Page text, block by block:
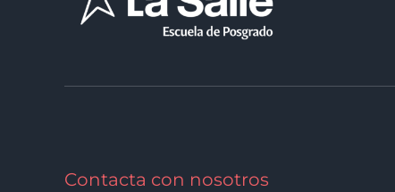
Contacta con nosotros